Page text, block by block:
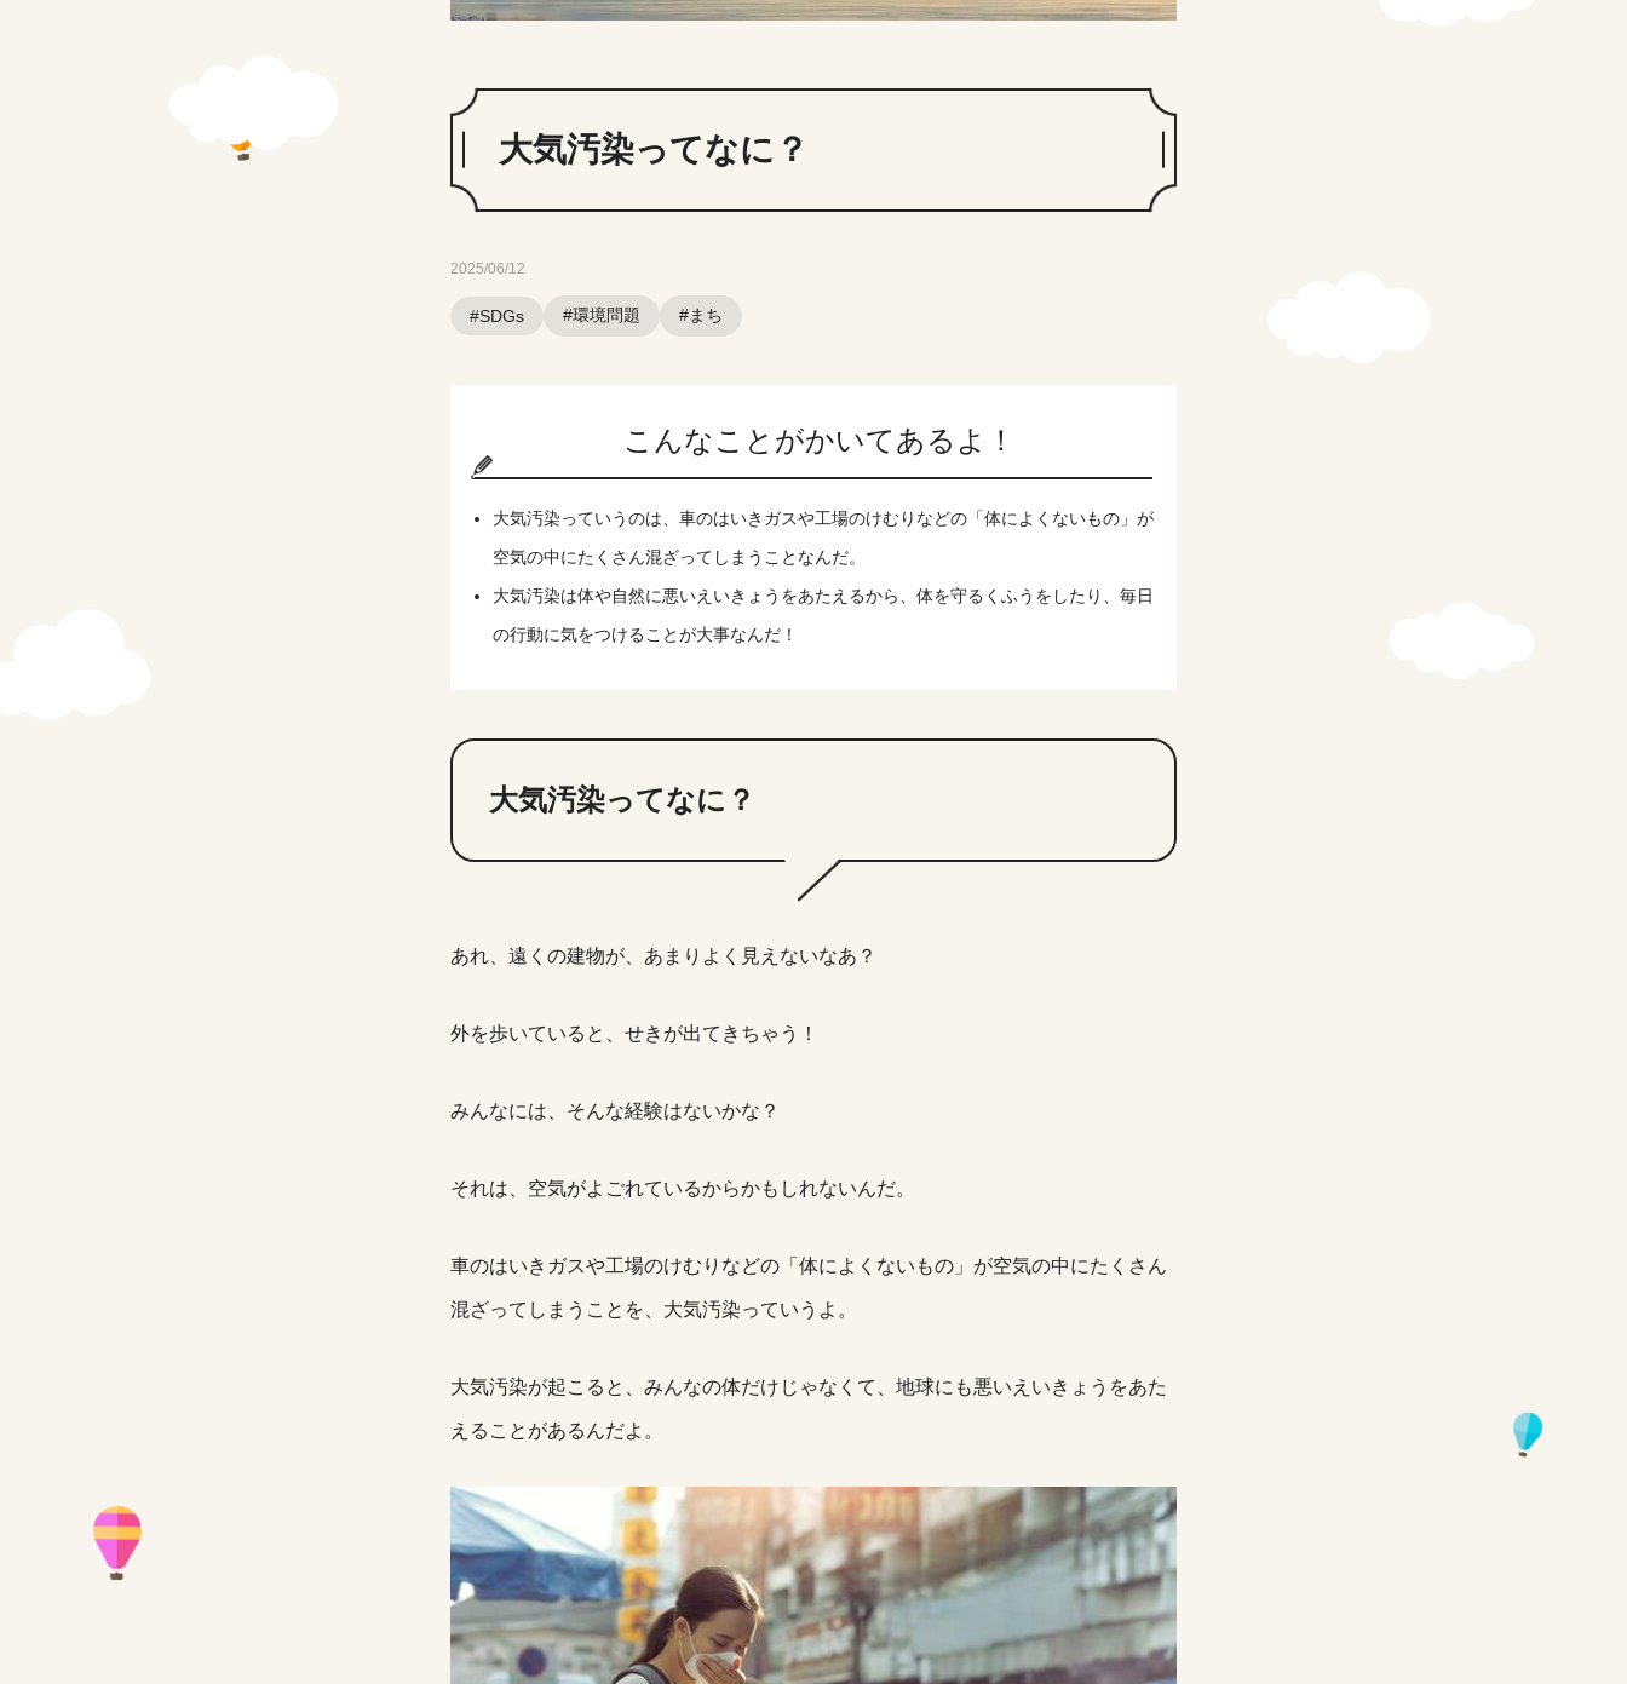
大気汚染ってなに？
2025/06/12
#SDGs #環境問題 #まち
こんなことがかいてあるよ！
大気汚染っていうのは、車のはいきガスや工場のけむりなどの「体によくないもの」が
空気の中にたくさん混ざってしまうことなんだ。
大気汚染は体や自然に悪いえいきょうをあたえるから、体を守るくふうをしたり、毎日
の行動に気をつけることが大事なんだ！
大気汚染ってなに？
あれ、遠くの建物が、あまりよく見えないなあ？
外を歩いていると、せきが出てきちゃう！
みんなには、そんな経験はないかな？
それは、空気がよごれているからかもしれないんだ。
車のはいきガスや工場のけむりなどの「体によくないもの」が空気の中にたくさん
混ざってしまうことを、大気汚染っていうよ。
大気汚染が起こると、みんなの体だけじゃなくて、地球にも悪いえいきょうをあた
えることがあるんだよ。